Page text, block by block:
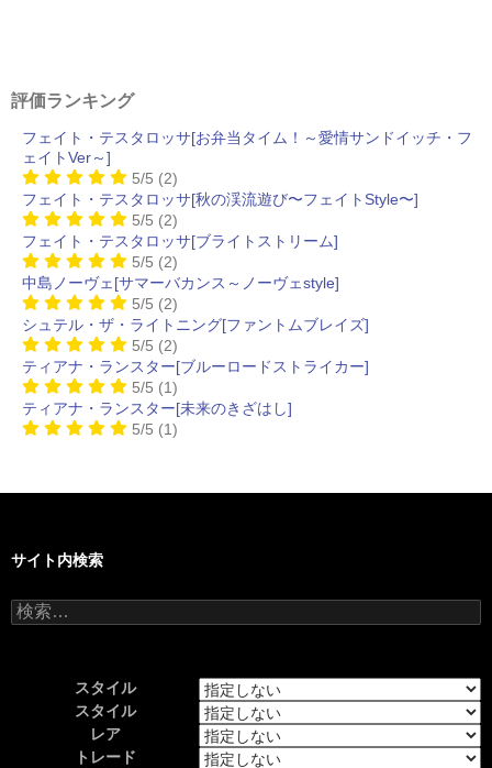
評価ランキング
フェイト・テスタロッサ[お弁当タイム！～愛情サンドイッチ・フ
ェイトVer～]
5/5 (2)
フェイト・テスタロッサ[秋の渓流遊び〜フェイトStyle〜]
5/5 (2)
フェイト・テスタロッサ[ブライトストリーム]
5/5 (2)
中島ノーヴェ[サマーバカンス～ノーヴェstyle]
5/5 (2)
シュテル・ザ・ライトニング[ファントムブレイズ]
5/5 (2)
ティアナ・ランスター[ブルーロードストライカー]
5/5 (1)
ティアナ・ランスター[未来のきざはし]
5/5 (1)
サイト内検索
検
索:
スタイル
スタイル
レア
トレード